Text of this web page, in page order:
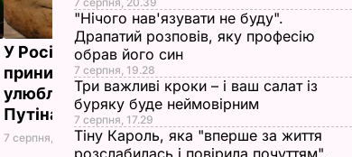
У Росії жорстоко
принизили
улюбленого героя
Путіна
7 серпня, 23.42БУЛЬВАР
"Дімка був наче
нормальний, поки не
збухався". У мережу
потрапили знімки
Кабаєвої з
"Нічого нав'язувати не буду".
Драпатий розповів, яку професію
обрав його син
7 серпня, 19.28
Три важливі кроки – і ваш салат із
буряку буде неймовірним
7 серпня, 17.29
Тіну Кароль, яка "вперше за життя
розслабилась і повірила почуттям",